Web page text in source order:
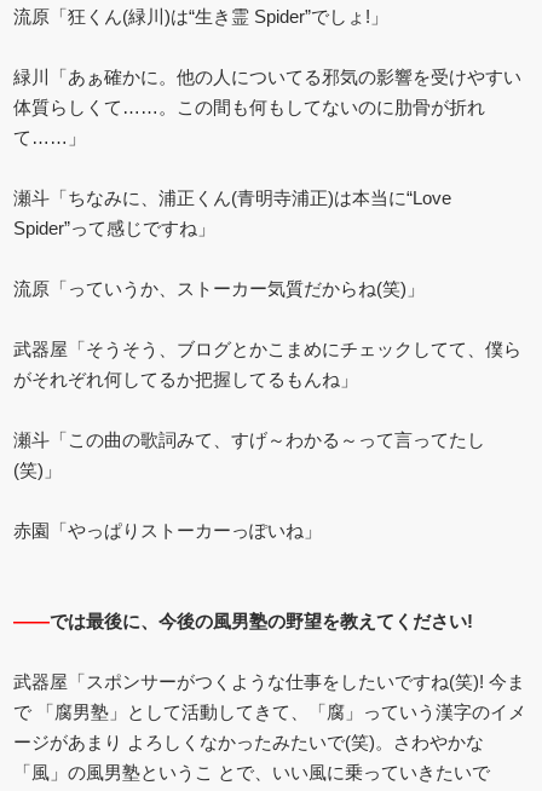
流原「狂くん(緑川)は“生き霊 Spider”でしょ!」
緑川「あぁ確かに。他の人についてる邪気の影響を受けやすい
体質らしくて……。この間も何もしてないのに肋骨が折れ
て……」
瀬斗「ちなみに、浦正くん(青明寺浦正)は本当に“Love
Spider”って感じですね」
流原「っていうか、ストーカー気質だからね(笑)」
武器屋「そうそう、ブログとかこまめにチェックしてて、僕ら
がそれぞれ何してるか把握してるもんね」
瀬斗「この曲の歌詞みて、すげ～わかる～って言ってたし
(笑)」
赤園「やっぱりストーカーっぽいね」
――では最後に、今後の風男塾の野望を教えてください!
武器屋「スポンサーがつくような仕事をしたいですね(笑)! 今ま
で 「腐男塾」として活動してきて、「腐」っていう漢字のイメ
ージがあまり よろしくなかったみたいで(笑)。さわやかな
「風」の風男塾というこ とで、いい風に乗っていきたいで